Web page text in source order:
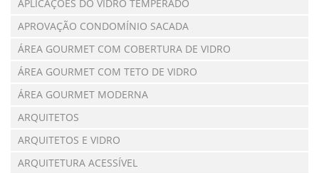
APLICAÇÕES DO VIDRO TEMPERADO
APROVAÇÃO CONDOMÍNIO SACADA
ÁREA GOURMET COM COBERTURA DE VIDRO
ÁREA GOURMET COM TETO DE VIDRO
ÁREA GOURMET MODERNA
ARQUITETOS
ARQUITETOS E VIDRO
ARQUITETURA ACESSÍVEL